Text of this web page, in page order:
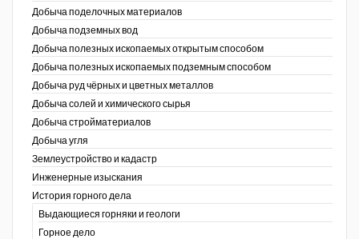
Добыча поделочных материалов
Добыча подземных вод
Добыча полезных ископаемых открытым способом
Добыча полезных ископаемых подземным способом
Добыча руд чёрных и цветных металлов
Добыча солей и химического сырья
Добыча стройматериалов
Добыча угля
Землеустройство и кадастр
Инженерные изыскания
История горного дела
Выдающиеся горняки и геологи
Горное дело
Coal People Magazine
PWC